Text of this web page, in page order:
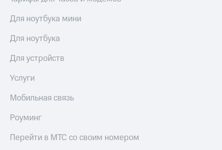
Для ноутбука мини
Для ноутбука
Для устройств
Услуги
Мобильная связь
Роуминг
Перейти в МТС со своим номером